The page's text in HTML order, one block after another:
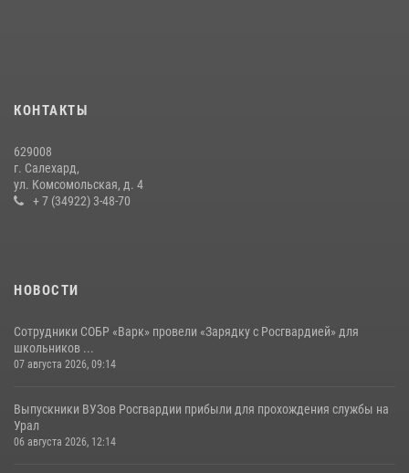
14 июля 2026, 06:53
КОНТАКТЫ
629008
г. Салехард,
ул. Комсомольская, д. 4
+ 7 (34922) 3-48-70
НОВОСТИ
Сотрудники СОБР «Варк» провели «Зарядку с Росгвардией» для
школьников ...
07 августа 2026, 09:14
Выпускники ВУЗов Росгвардии прибыли для прохождения службы на
Урал
06 августа 2026, 12:14